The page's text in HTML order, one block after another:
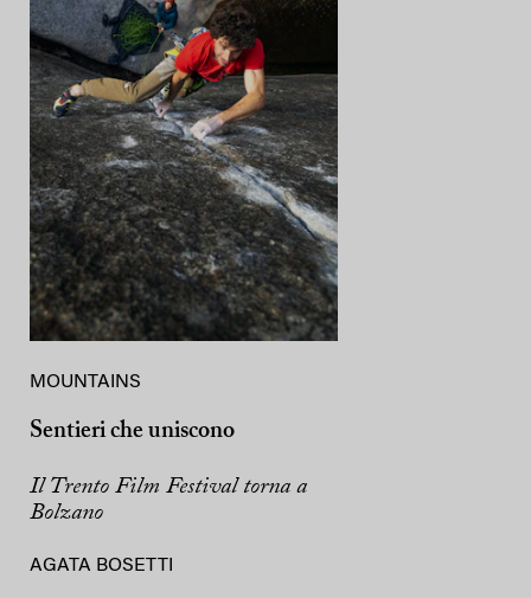
MOUNTAINS
Sentieri che uniscono
Il Trento Film Festival torna a
Bolzano
AGATA BOSETTI